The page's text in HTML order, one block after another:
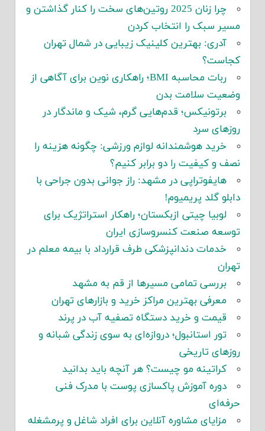
چرا زنان 2025 روتین‌های سخت را کنار گذاشتن و
مسیر سبک را انتخاب کردن
آدری: بهترین کلینیک زیبایی در شمال تهران
کجاست؟
ربات محاسبه BMI؛ راهکاری نوین برای آگاهی از
وضعیت سلامت بدن
برتونیکس؛ قدم‌هایی گرم، شیک و ماندگار در
روزهای سرد
خرید هوشمندانه لوازم ورزشی: چگونه هزینه را
نصف و کیفیت را دو برابر کنیم؟
هایفوتراپی در مشهد: راز جوانی بدون جراحی با
دابلو گلد پریمیوم!
لوبیا چیتی ازبکستان؛ راهکار استراتژیک برای
توسعه صنعت کنسروسازی ایران
خدمات دندانپزشکی طرف قرارداد با بیمه معلم در
تهران
بررسی تمامی مسیرها از قم به مشهد
معرفی بهترین مراکز خرید و بازارهای تهران
قیمت و خرید دستگاه تصفیه آب در پرند
تور استانبول؛ دروازه‌ای به سوی زندگی شبانه و
روزهای تاریخی
کراتینه مو چیست؟ هر آنچه باید بدانید
دوره آموزش پاکسازی پوست با مدرک فنی
حرفه‌ای
مزایای مشاوره آنلاین برای افراد شاغل و پرمشغله